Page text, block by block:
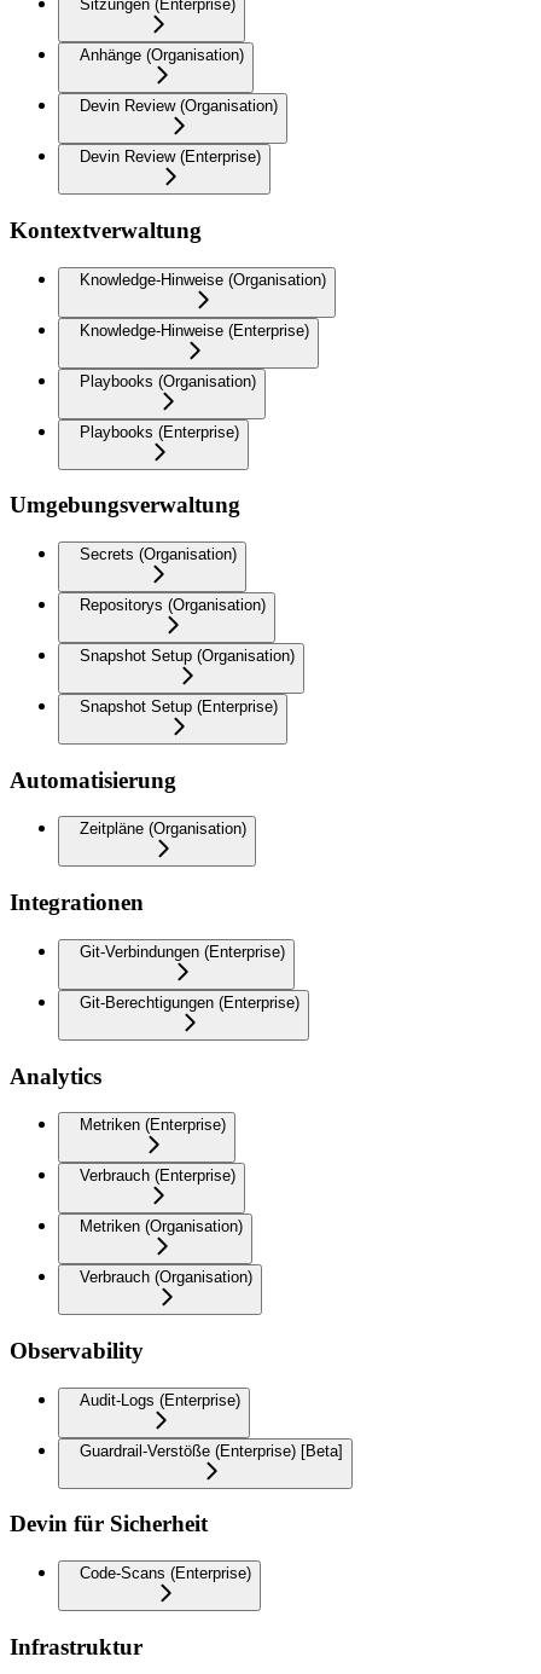
Sitzungen (Enterprise)
Anhänge (Organisation)
Devin Review (Organisation)
Devin Review (Enterprise)
Kontextverwaltung
Knowledge-Hinweise (Organisation)
Knowledge-Hinweise (Enterprise)
Playbooks (Organisation)
Playbooks (Enterprise)
Umgebungsverwaltung
Secrets (Organisation)
Repositorys (Organisation)
Snapshot Setup (Organisation)
Snapshot Setup (Enterprise)
Automatisierung
Zeitpläne (Organisation)
Integrationen
Git-Verbindungen (Enterprise)
Git-Berechtigungen (Enterprise)
Analytics
Metriken (Enterprise)
Verbrauch (Enterprise)
Metriken (Organisation)
Verbrauch (Organisation)
Observability
Audit-Logs (Enterprise)
Guardrail-Verstöße (Enterprise) [Beta]
Devin für Sicherheit
Code-Scans (Enterprise)
Infrastruktur